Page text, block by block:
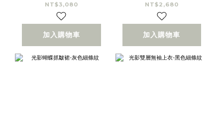
NT$3,080
加入購物車
NT$2,680
加入購物車